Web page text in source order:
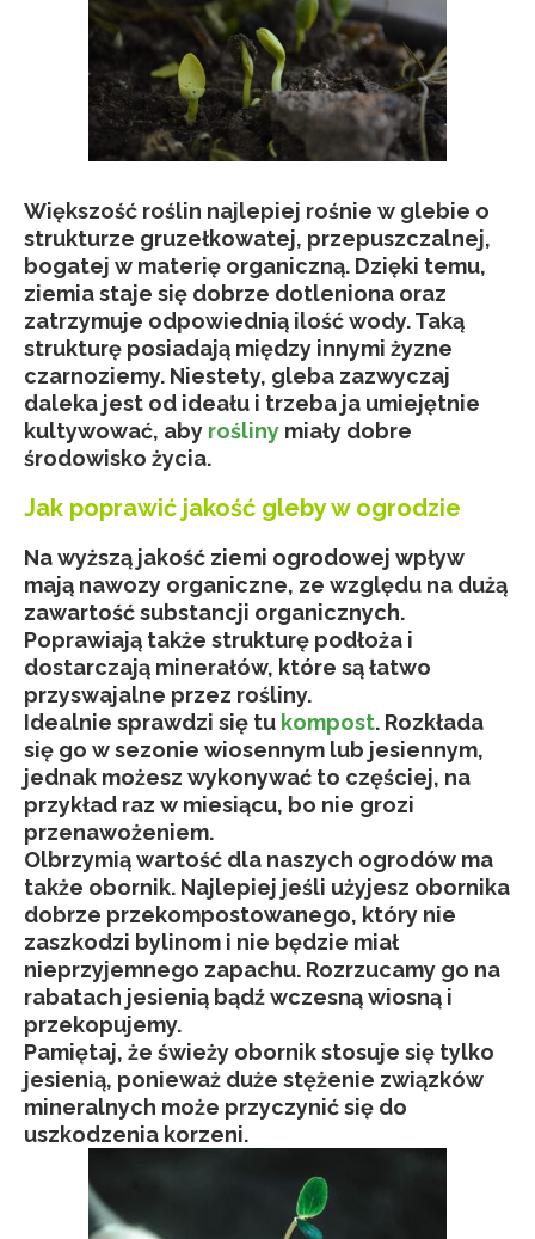
Większość roślin najlepiej rośnie w glebie o
strukturze gruzełkowatej, przepuszczalnej,
bogatej w materię organiczną. Dzięki temu,
ziemia staje się dobrze dotleniona oraz
zatrzymuje odpowiednią ilość wody. Taką
strukturę posiadają między innymi żyzne
czarnoziemy. Niestety, gleba zazwyczaj
daleka jest od ideału i trzeba ja umiejętnie
kultywować, aby rośliny miały dobre
środowisko życia.
Jak poprawić jakość gleby w ogrodzie
Na wyższą jakość ziemi ogrodowej wpływ
mają nawozy organiczne, ze względu na dużą
zawartość substancji organicznych.
Poprawiają także strukturę podłoża i
dostarczają minerałów, które są łatwo
przyswajalne przez rośliny.
Idealnie sprawdzi się tu kompost. Rozkłada
się go w sezonie wiosennym lub jesiennym,
jednak możesz wykonywać to częściej, na
przykład raz w miesiącu, bo nie grozi
przenawożeniem.
Olbrzymią wartość dla naszych ogrodów ma
także obornik. Najlepiej jeśli użyjesz obornika
dobrze przekompostowanego, który nie
zaszkodzi bylinom i nie będzie miał
nieprzyjemnego zapachu. Rozrzucamy go na
rabatach jesienią bądź wczesną wiosną i
przekopujemy.
Pamiętaj, że świeży obornik stosuje się tylko
jesienią, ponieważ duże stężenie związków
mineralnych może przyczynić się do
uszkodzenia korzeni.